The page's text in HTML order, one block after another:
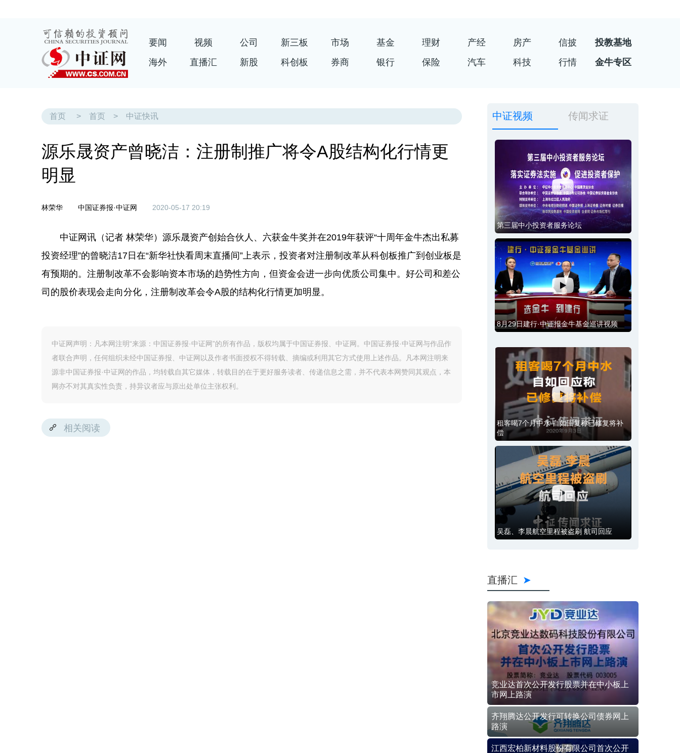
要闻 视频 公司 新三板 市场 基金 理财 产经 房产 信披
投教基地
海外
直播汇 新股 科创板 券商 银行 保险 汽车 科技 行情 金牛专区
首页 > 首页 > 中证快讯
源乐晟资产曾晓洁：注册制推广将令A股结构化行情更
明显
林荣华 中国证券报·中证网 2020-05-17 20:19
中证网讯（记者 林荣华）源乐晟资产创始合伙人、六获金牛奖并在2019年获评“十周年金牛杰出私募
投资经理”的曾晓洁17日在“新华社快看周末直播间”上表示，投资者对注册制改革从科创板推广到创业板是
有预期的。注册制改革不会影响资本市场的趋势性方向，但资金会进一步向优质公司集中。好公司和差公
司的股价表现会走向分化，注册制改革会令A股的结构化行情更加明显。
中证网声明：凡本网注明“来源：中国证券报·中证网”的所有作品，版权均属于中国证券报、中证网。中国证券报·中证网与作品作
者联合声明，任何组织未经中国证券报、中证网以及作者书面授权不得转载、摘编或利用其它方式使用上述作品。凡本网注明来
源非中国证券报·中证网的作品，均转载自其它媒体，转载目的在于更好服务读者、传递信息之需，并不代表本网赞同其观点，本
网亦不对其真实性负责，持异议者应与原出处单位主张权利。
相关阅读
中证视频 传闻求证
第三届中小投资者服务论坛
8月29日建行·中证报金牛基金巡讲视频
租客喝7个月中水 自如回复称已修复将补
偿
吴磊、李晨航空里程被盗刷 航司回应
直播汇
竞业达首次公开发行股票并在中小板上
市网上路演
齐翔腾达公开发行可转换公司债券网上
路演
江西宏柏新材料股份有限公司首次公开